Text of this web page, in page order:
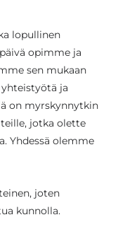
lopullinen
opimme ja
sen mukaan
ja
on myrskynnytkin
jotka olette
Yhdessä olemme
joten
kunnolla.